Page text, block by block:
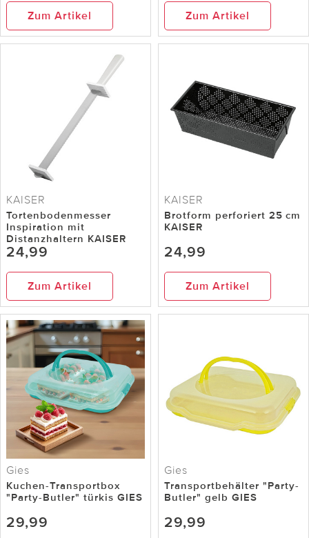
Zum Artikel Zum Artikel
KAISER
Tortenbodenmesser
Inspiration mit
Distanzhaltern KAISER
24,99
Zum Artikel
KAISER
Brotform perforiert 25 cm
KAISER
24,99
Zum Artikel
Gies
Kuchen-Transportbox
"Party-Butler" türkis GIES
29,99
Gies
Transportbehälter "Party-
Butler" gelb GIES
29,99